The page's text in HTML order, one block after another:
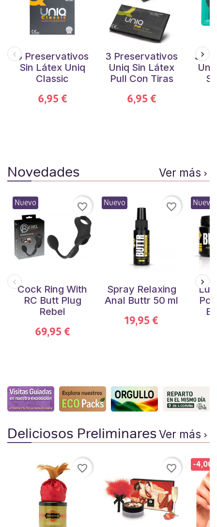
3 Preservativos
Sin Látex Uniq
Classic
6,95 €
3 Preservativos
Uniq Sin Látex
Pull Con Tiras
6,95 €
3
Novedades Ver más 
Nuevo
Cock Ring With
RC Butt Plug
Rebel
69,95 €
favorite_border Nuevo
Spray Relaxing
Anal Buttr 50 ml
19,95 €
favorite_border Nuevo
Deliciosos PreliminaresVer más 
favorite_border favorite_border -4,00